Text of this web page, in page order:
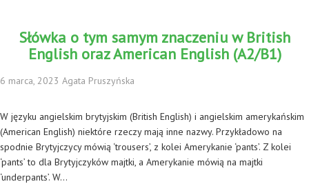
Słówka o tym samym znaczeniu w British
English oraz American English (A2/B1)
6 marca, 2023 Agata Pruszyńska
W języku angielskim brytyjskim (British English) i angielskim amerykańskim
(American English) niektóre rzeczy mają inne nazwy. Przykładowo na
spodnie Brytyjczycy mówią ‘trousers’, z kolei Amerykanie ‘pants’. Z kolei
‘pants’ to dla Brytyjczyków majtki, a Amerykanie mówią na majtki
‘underpants’. W…